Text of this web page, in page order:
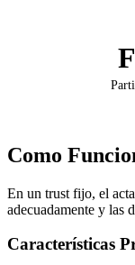
Como
En un trust fijo, el
adecuadamente y las
Características